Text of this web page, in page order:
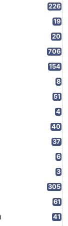
226
19
20
706
154
8
51
4
40
37
6
3
305
61
41